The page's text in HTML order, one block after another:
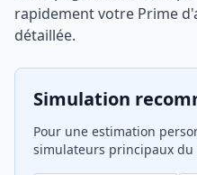
rapidement votre Prime
détaillée.
Simulation
Pour une estimation
simulateurs principaux du